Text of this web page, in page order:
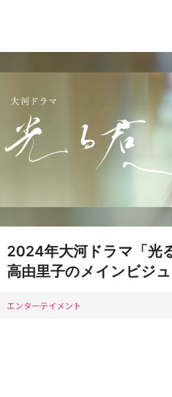
2024年大河ドラマ「光
高由里子のメインビジ
エンターテイメント